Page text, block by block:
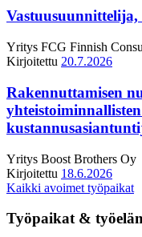
Yritys FCG Finnish
Kirjoitettu 20.7.2026
Rakennuttamisen
Yritys Boost Brothers Oy
Kirjoitettu 18.6.2026
Kaikki avoimet työpaikat
Työpaikat &